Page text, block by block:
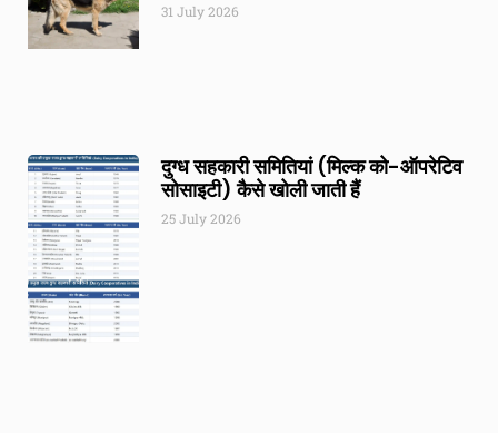
31 July 2026
दुग्ध सहकारी समितियां (मिल्क को-ऑपरेटिव
सोसाइटी) कैसे खोली जाती हैं
25 July 2026